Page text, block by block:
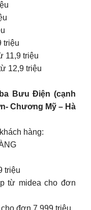
triệu
11,9 triệu
12,9 triệu
Bưu Điện (cạnh
Chương Mỹ – Hà
hàng:
triệu
từ midea cho đơn
đơn 7,999 triệu